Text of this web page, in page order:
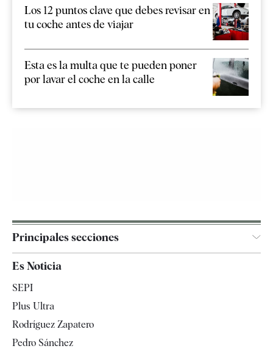
Los 12 puntos clave que debes revisar en
tu coche antes de viajar
Esta es la multa que te pueden poner
por lavar el coche en la calle
Principales secciones
Televisión
Es Noticia
SEPI
Plus Ultra
Rodríguez Zapatero
Pedro Sánchez